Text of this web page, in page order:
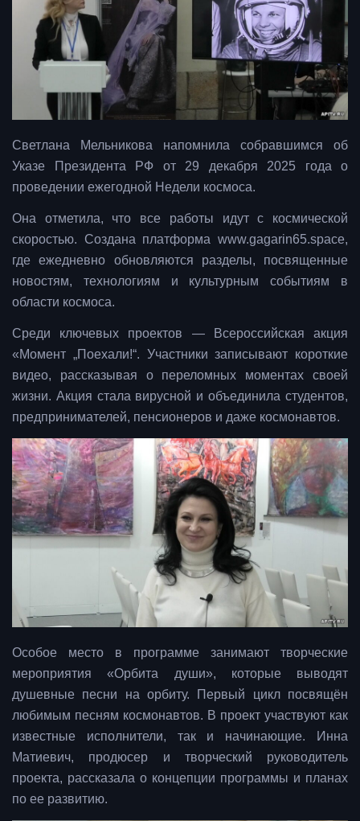
Светлана Мельникова напомнила собравшимся об
Указе Президента РФ от 29 декабря 2025 года о
проведении ежегодной Недели космоса.
Она отметила, что все работы идут с космической
скоростью. Создана платформа www.gagarin65.space,
где ежедневно обновляются разделы, посвященные
новостям, технологиям и культурным событиям в
области космоса.
Среди ключевых проектов — Всероссийская акция
«Момент „Поехали!“. Участники записывают короткие
видео, рассказывая о переломных моментах своей
жизни. Акция стала вирусной и объединила студентов,
предпринимателей, пенсионеров и даже космонавтов.
Особое место в программе занимают творческие
мероприятия «Орбита души», которые выводят
душевные песни на орбиту. Первый цикл посвящён
любимым песням космонавтов. В проект участвуют как
известные исполнители, так и начинающие. Инна
Матиевич, продюсер и творческий руководитель
проекта, рассказала о концепции программы и планах
по ее развитию.